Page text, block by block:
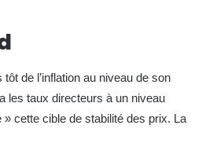
de l’inflation au niveau de son
les taux directeurs à un niveau
cette cible de stabilité des prix. La